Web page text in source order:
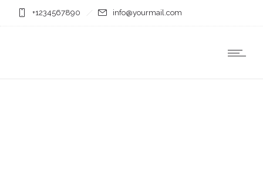
+1234567890 info@yourmail.com